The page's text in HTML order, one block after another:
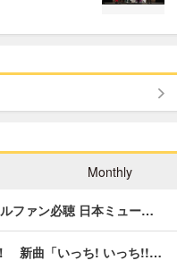
Monthly
ファン必聴 日本ミュー…
新曲「いっち! いっち!!…